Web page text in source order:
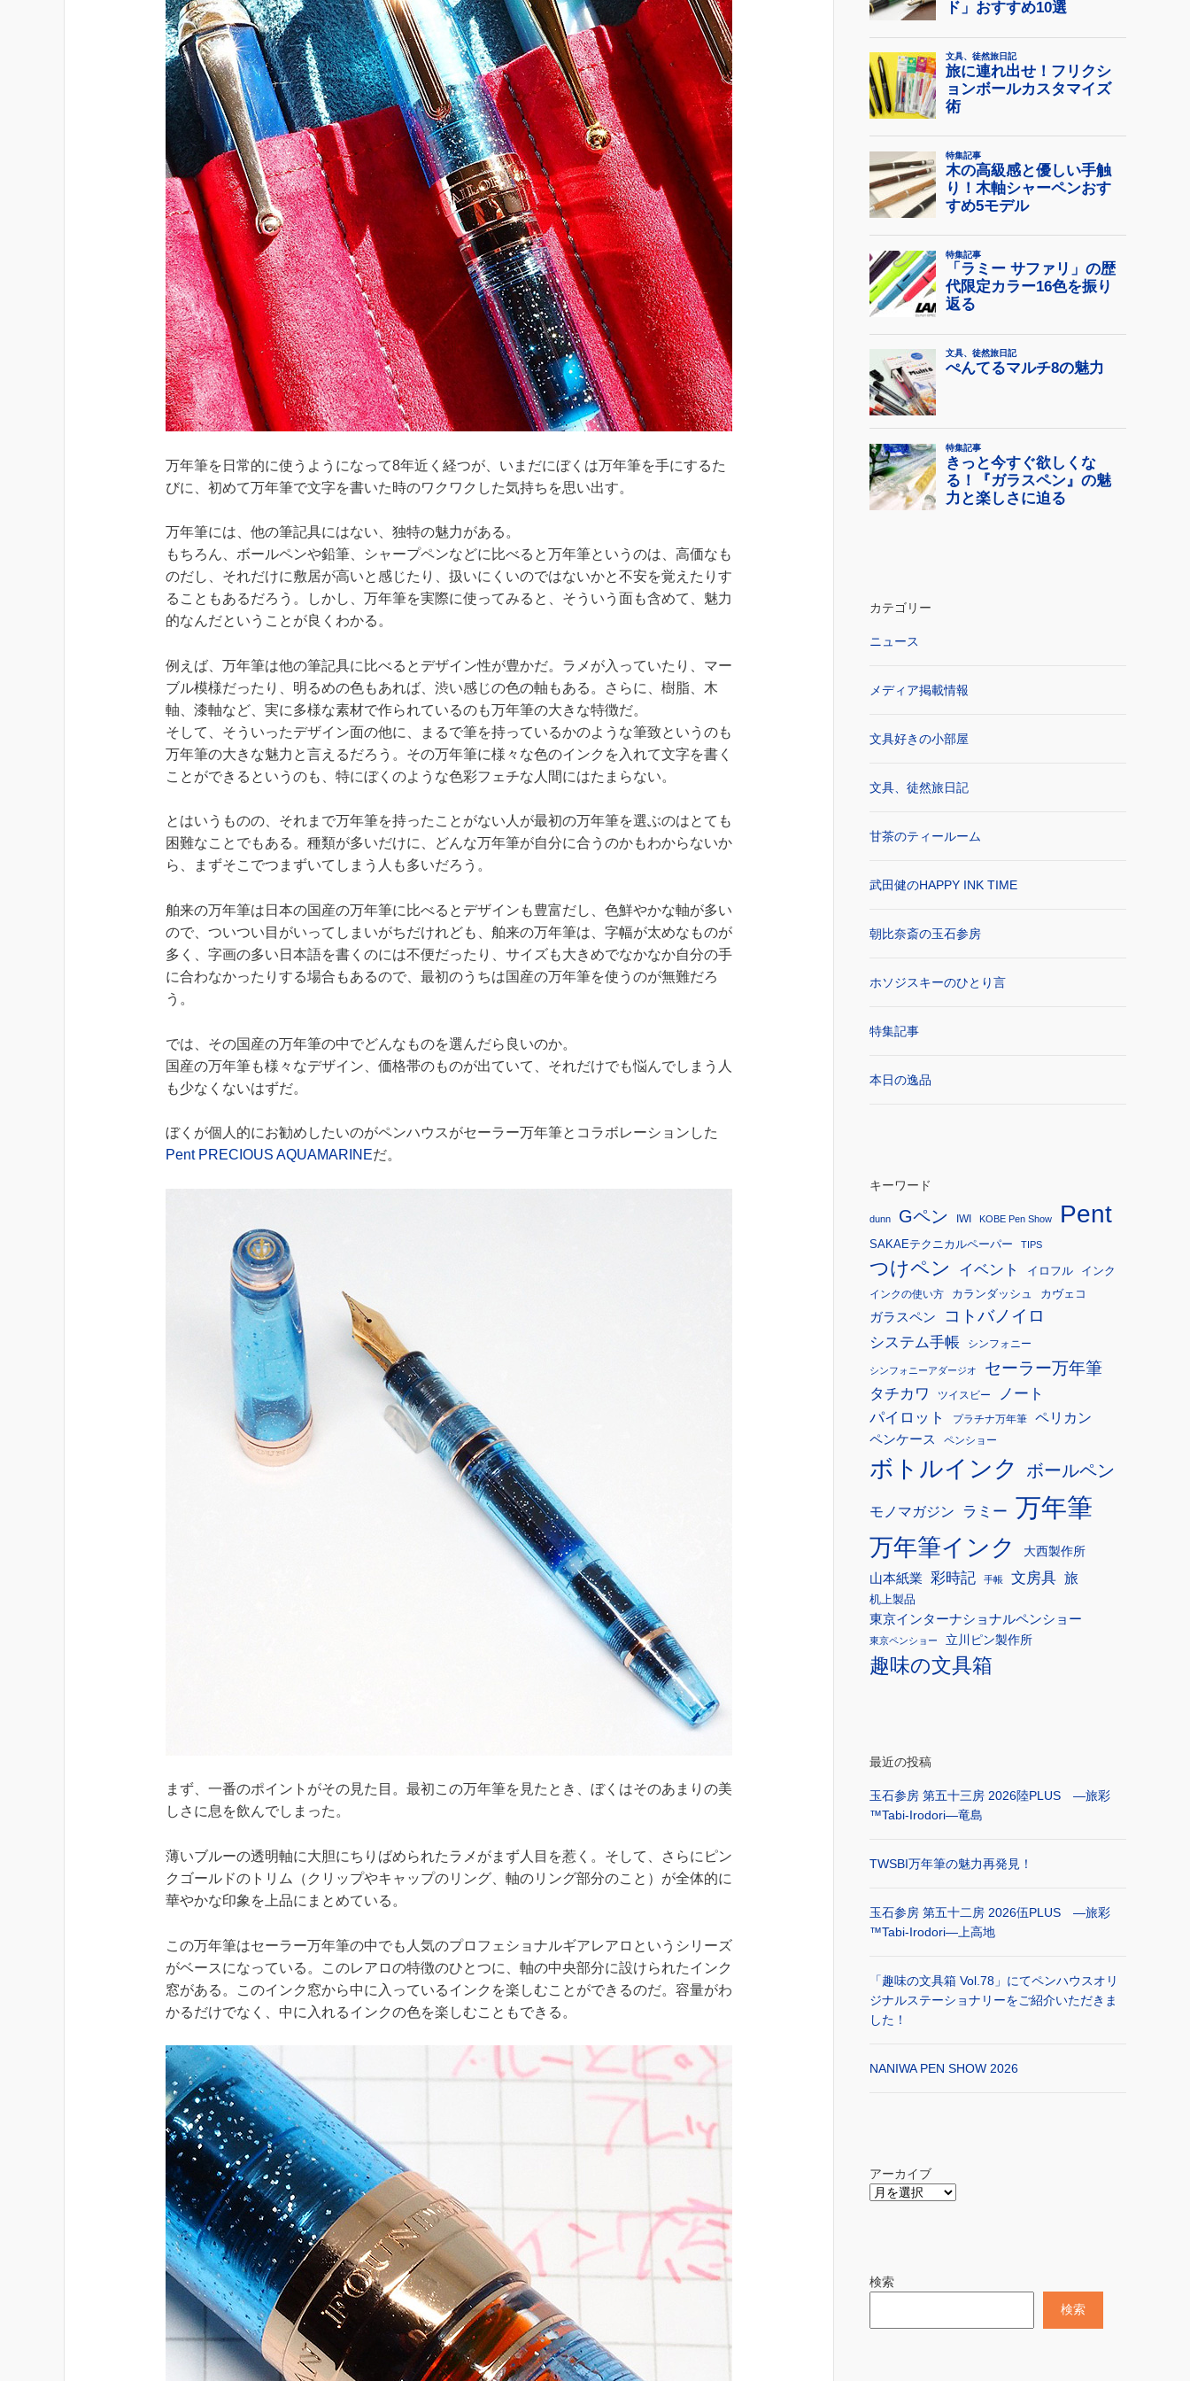
万年筆を日常的に使うようになって8年近く経つが、いまだにぼくは万年筆を手にするた
びに、初めて万年筆で文字を書いた時のワクワクした気持ちを思い出す。
万年筆には、他の筆記具にはない、独特の魅力がある。
もちろん、ボールペンや鉛筆、シャープペンなどに比べると万年筆というのは、高価なも
のだし、それだけに敷居が高いと感じたり、扱いにくいのではないかと不安を覚えたりす
ることもあるだろう。しかし、万年筆を実際に使ってみると、そういう面も含めて、魅力
的なんだということが良くわかる。
例えば、万年筆は他の筆記具に比べるとデザイン性が豊かだ。ラメが入っていたり、マー
ブル模様だったり、明るめの色もあれば、渋い感じの色の軸もある。さらに、樹脂、木
軸、漆軸など、実に多様な素材で作られているのも万年筆の大きな特徴だ。
そして、そういったデザイン面の他に、まるで筆を持っているかのような筆致というのも
万年筆の大きな魅力と言えるだろう。その万年筆に様々な色のインクを入れて文字を書く
ことができるというのも、特にぼくのような色彩フェチな人間にはたまらない。
とはいうものの、それまで万年筆を持ったことがない人が最初の万年筆を選ぶのはとても
困難なことでもある。種類が多いだけに、どんな万年筆が自分に合うのかもわからないか
ら、まずそこでつまずいてしまう人も多いだろう。
舶来の万年筆は日本の国産の万年筆に比べるとデザインも豊富だし、色鮮やかな軸が多い
ので、ついつい目がいってしまいがちだけれども、舶来の万年筆は、字幅が太めなものが
多く、字画の多い日本語を書くのには不便だったり、サイズも大きめでなかなか自分の手
に合わなかったりする場合もあるので、最初のうちは国産の万年筆を使うのが無難だろ
う。
では、その国産の万年筆の中でどんなものを選んだら良いのか。
国産の万年筆も様々なデザイン、価格帯のものが出ていて、それだけでも悩んでしまう人
も少なくないはずだ。
ぼくが個人的にお勧めしたいのがペンハウスがセーラー万年筆とコラボレーションした
Pent PRECIOUS AQUAMARINEだ。
まず、一番のポイントがその見た目。最初この万年筆を見たとき、ぼくはそのあまりの美
しさに息を飲んでしまった。
薄いブルーの透明軸に大胆にちりばめられたラメがまず人目を惹く。そして、さらにピン
クゴールドのトリム（クリップやキャップのリング、軸のリング部分のこと）が全体的に
華やかな印象を上品にまとめている。
この万年筆はセーラー万年筆の中でも人気のプロフェショナルギアレアロというシリーズ
がベースになっている。このレアロの特徴のひとつに、軸の中央部分に設けられたインク
窓がある。このインク窓から中に入っているインクを楽しむことができるのだ。容量がわ
かるだけでなく、中に入れるインクの色を楽しむこともできる。
カテゴリー
ニュース
メディア掲載情報
文具好きの小部屋
文具、徒然旅日記
甘茶のティールーム
武田健のHAPPY INK TIME
朝比奈斎の玉石参房
ホソジスキーのひとり言
特集記事
本日の逸品
キーワード
dunn Gペン IWI KOBE Pen Show Pent
SAKAEテクニカルペーパー TIPS
つけペン イベント イロフル インク
インクの使い方 カランダッシュ カヴェコ
ガラスペン コトバノイロ
システム手帳 シンフォニー
シンフォニーアダージオ セーラー万年筆
タチカワ ツイスビー
ノート
パイロット
プラチナ万年筆 ペリカン
ペンケース ペンショー
ボトルインク ボールペン
モノマガジン ラミー 万年筆
万年筆インク
大西製作所
山本紙業
彩時記 手帳 文房具 旅
机上製品
東京インターナショナルペンショー
東京ペンショー 立川ピン製作所
趣味の文具箱
最近の投稿
玉石参房 第五十三房 2026陸PLUS ―旅彩
™Tabi-Irodori―竜島
TWSBI万年筆の魅力再発見！
玉石参房 第五十二房 2026伍PLUS ―旅彩
™Tabi-Irodori―上高地
「趣味の文具箱 Vol.78」にてペンハウスオリ
ジナルステーショナリーをご紹介いただきま
した！
NANIWA PEN SHOW 2026
アーカイブ
検索
検索